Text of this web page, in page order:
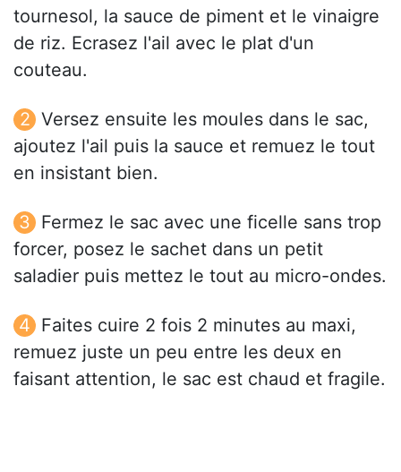
tournesol, la sauce de piment et le vinaigre
de riz. Ecrasez l'ail avec le plat d'un
couteau.
Versez ensuite les moules dans le sac,
ajoutez l'ail puis la sauce et remuez le tout
en insistant bien.
Fermez le sac avec une ficelle sans trop
forcer, posez le sachet dans un petit
saladier puis mettez le tout au micro-ondes.
Faites cuire 2 fois 2 minutes au maxi,
remuez juste un peu entre les deux en
faisant attention, le sac est chaud et fragile.